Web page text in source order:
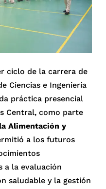
ciclo de la carrera de
Ciencias e Ingeniería
práctica presencial
Central, como parte
Alimentación y
a los futuros
a la evaluación
saludable y la gestión